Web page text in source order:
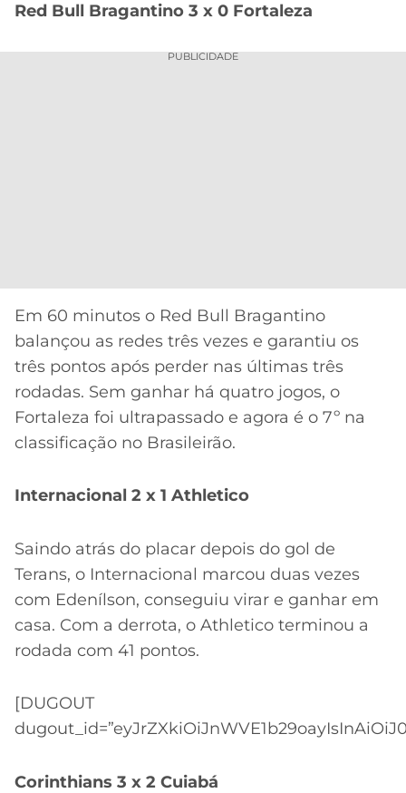
Red Bull Bragantino 3 x 0 Fortaleza
PUBLICIDADE
Em 60 minutos o Red Bull Bragantino
balançou as redes três vezes e garantiu os
três pontos após perder nas últimas três
rodadas. Sem ganhar há quatro jogos, o
Fortaleza foi ultrapassado e agora é o 7º na
classificação no Brasileirão.
Internacional 2 x 1 Athletico
Saindo atrás do placar depois do gol de
Terans, o Internacional marcou duas vezes
com Edenílson, conseguiu virar e ganhar em
casa. Com a derrota, o Athletico terminou a
rodada com 41 pontos.
[DUGOUT
Corinthians 3 x 2 Cuiabá